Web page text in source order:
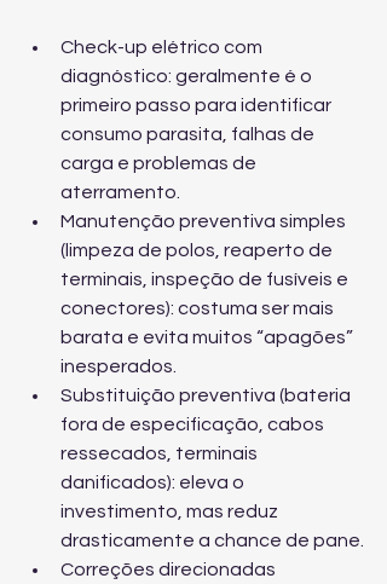
Check-up elétrico com
diagnóstico: geralmente é o
primeiro passo para identificar
consumo parasita, falhas de
carga e problemas de
aterramento.
Manutenção preventiva simples
(limpeza de polos, reaperto de
terminais, inspeção de fusíveis e
conectores): costuma ser mais
barata e evita muitos “apagões”
inesperados.
Substituição preventiva (bateria
fora de especificação, cabos
ressecados, terminais
danificados): eleva o
investimento, mas reduz
drasticamente a chance de pane.
Correções direcionadas